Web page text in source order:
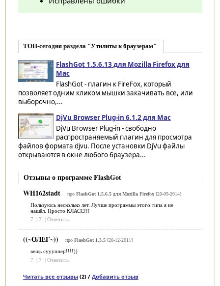
ТОП-сегодня раздела "Утилиты к браузерам"
FlashGot 1.5.6.13 для Mozilla Firefox для
Mac
FlashGot - плагин к FireFox, который
позволяет одним кликом мышки закачивать все, или
выборочно,...
DjVu Browser Plug-in 6.1.2 для Mac
DjVu Browser Plug-in - свободно
распространяемый плагин для просмотра
файлов формата djvu. После установки DjVu файлы
открываются в окне любого браузера...
Отзывы о программе FlashGot
WH162stadt
про FlashGot 1.5.6.5 для Mozilla Firefox[20-09-2014]
Пользуюсь несколько лет. Лучше программы этого типа я не
нашёл. Просто КЛАСС!!!
7
7 Ответить
((~ОЛЕГ~)) про FlashGot 1.3.5[20-12-2011]
вещь суууппер!!!!))
7
| 7 | Ответить
Читать все отзывы(2) / Добавить отзыв